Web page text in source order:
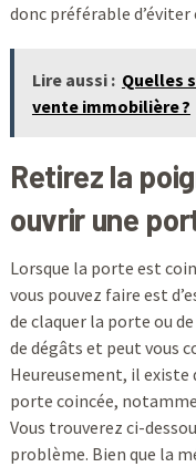
donc préférable
Lire aussi : Quelles
vente immobilière ?
Retirez la
ouvrir une
Lorsque la porte est
vous pouvez faire est
de claquer la porte ou
de dégâts et peut vous
Heureusement, il existe
porte coincée,
Vous trouverez ci-
problème. Bien que la